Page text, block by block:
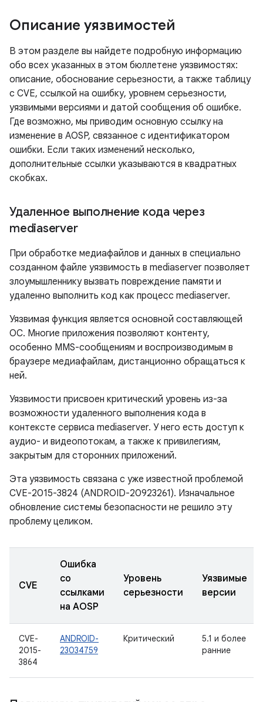
Описание уязвимостей
В этом разделе вы найдете подробную информацию
обо всех указанных в этом бюллетене уязвимостях:
описание, обоснование серьезности, а также таблицу
с CVE, ссылкой на ошибку, уровнем серьезности,
уязвимыми версиями и датой сообщения об ошибке.
Где возможно, мы приводим основную ссылку на
изменение в AOSP, связанное с идентификатором
ошибки. Если таких изменений несколько,
дополнительные ссылки указываются в квадратных
скобках.
Удаленное выполнение кода через
mediaserver
При обработке медиафайлов и данных в специально
созданном файле уязвимость в mediaserver позволяет
злоумышленнику вызвать повреждение памяти и
удаленно выполнить код как процесс mediaserver.
Уязвимая функция является основной составляющей
ОС. Многие приложения позволяют контенту,
особенно MMS-сообщениям и воспроизводимым в
браузере медиафайлам, дистанционно обращаться к
ней.
Уязвимости присвоен критический уровень из-за
возможности удаленного выполнения кода в
контексте сервиса mediaserver. У него есть доступ к
аудио- и видеопотокам, а также к привилегиям,
закрытым для сторонних приложений.
Эта уязвимость связана с уже известной проблемой
CVE-2015-3824 (ANDROID-20923261). Изначальное
обновление системы безопасности не решило эту
проблему целиком.
CVE
Ошибка
со
ссылками
на AOSP
Уровень
серьезности
Уязвимые
версии
CVE-
2015-
3864
ANDROID-
23034759
Критический
5.1 и более
ранние